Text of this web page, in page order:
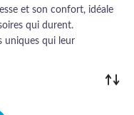
et son confort, idéale
qui durent.
uniques qui leur